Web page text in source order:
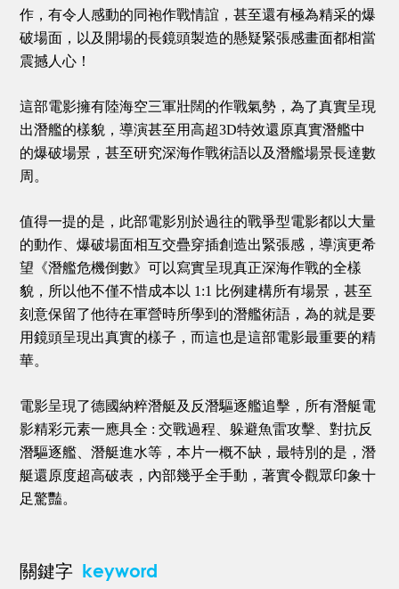
作，有令人感動的同袍作戰情誼，甚至還有極為精采的爆
破場面，以及開場的長鏡頭製造的懸疑緊張感畫面都相當
震撼人心！
這部電影擁有陸海空三軍壯闊的作戰氣勢，為了真實呈現
出潛艦的樣貌，導演甚至用高超3D特效還原真實潛艦中
的爆破場景，甚至研究深海作戰術語以及潛艦場景長達數
周。
值得一提的是，此部電影別於過往的戰爭型電影都以大量
的動作、爆破場面相互交疊穿插創造出緊張感，導演更希
望《潛艦危機倒數》可以寫實呈現真正深海作戰的全樣
貌，所以他不僅不惜成本以 1:1 比例建構所有場景，甚至
刻意保留了他待在軍營時所學到的潛艦術語，為的就是要
用鏡頭呈現出真實的樣子，而這也是這部電影最重要的精
華。
電影呈現了德國納粹潛艇及反潛驅逐艦追擊，所有潛艇電
影精彩元素一應具全 : 交戰過程、躲避魚雷攻擊、對抗反
潛驅逐艦、潛艇進水等，本片一概不缺，最特別的是，潛
艇還原度超高破表，內部幾乎全手動，著實令觀眾印象十
足驚豔。
關鍵字 keyword